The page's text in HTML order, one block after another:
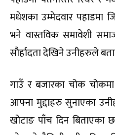
मधेशका उम्मेदवार पहाडमा
भने वास्तविक समावेशी
सौर्हादता देखिने उनीहरुले
गाउँ र बजारका चोक चोकमा
आफ्ना मुद्दाहरु सुनाएका
खोटाङ पाँच दिन बिताएका